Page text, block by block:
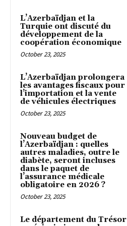
L’Azerbaïdjan et la
Turquie ont discuté du
développement de la
coopération économique
October 23, 2025
L’Azerbaïdjan prolongera
les avantages fiscaux pour
l’importation et la vente
de véhicules électriques
October 23, 2025
Nouveau budget de
l’Azerbaïdjan : quelles
autres maladies, outre le
diabète, seront incluses
dans le paquet de
l’assurance médicale
obligatoire en 2026 ?
October 23, 2025
Le département du Trésor